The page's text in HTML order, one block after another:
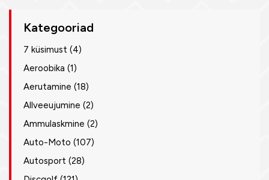
Kategooriad
7 küsimust (4)
Aeroobika (1)
Aerutamine (18)
Allveeujumine (2)
Ammulaskmine (2)
Auto-Moto (107)
Autosport (28)